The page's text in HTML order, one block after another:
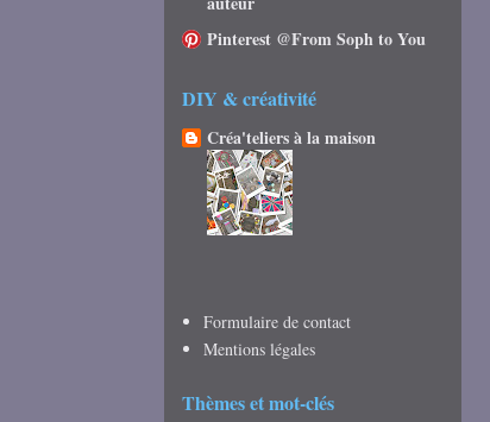
Pinterest @From Soph to You
DIY & créativité
Créa'teliers à la maison
Formulaire de contact
Mentions légales
Thèmes et mot-clés